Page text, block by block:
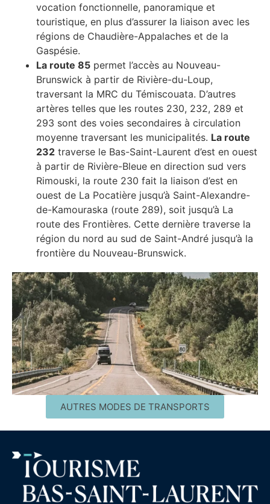
vocation fonctionnelle, panoramique et
touristique, en plus d’assurer la liaison avec les
régions de Chaudière-Appalaches et de la
Gaspésie.
La route 85 permet l’accès au Nouveau-
Brunswick à partir de Rivière-du-Loup,
traversant la MRC du Témiscouata. D’autres
artères telles que les routes 230, 232, 289 et
293 sont des voies secondaires à circulation
moyenne traversant les municipalités. La route
232 traverse le Bas-Saint-Laurent d’est en ouest
à partir de Rivière-Bleue en direction sud vers
Rimouski, la route 230 fait la liaison d’est en
ouest de La Pocatière jusqu’à Saint-Alexandre-
de-Kamouraska (route 289), soit jusqu’à La
route des Frontières. Cette dernière traverse la
région du nord au sud de Saint-André jusqu’à la
frontière du Nouveau-Brunswick.
AUTRES MODES DE TRANSPORTS